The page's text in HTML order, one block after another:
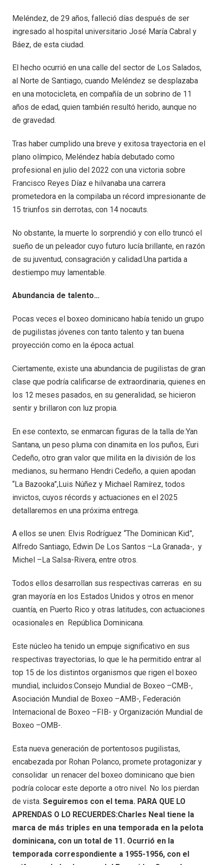
Meléndez, de 29 años, falleció días después de ser
ingresado al hospital universitario José María Cabral y
Báez, de esta ciudad.
El hecho ocurrió en una calle del sector de Los Salados,
al Norte de Santiago, cuando Meléndez se desplazaba
en una motocicleta, en compañía de un sobrino de 11
años de edad, quien también resultó herido, aunque no
de gravedad.
Tras haber cumplido una breve y exitosa trayectoria en el
plano olímpico, Meléndez había debutado como
profesional en julio del 2022 con una victoria sobre
Francisco Reyes Díaz e hilvanaba una carrera
prometedora en la compilaba un récord impresionante de
15 triunfos sin derrotas, con 14 nocauts.
No obstante, la muerte lo sorprendió y con ello truncó el
sueño de un peleador cuyo futuro lucía brillante, en razón
de su juventud, consagración y calidad.Una partida a
destiempo muy lamentable.
Abundancia de talento…
Pocas veces el boxeo dominicano había tenido un grupo
de pugilistas jóvenes con tanto talento y tan buena
proyección como en la época actual.
Ciertamente, existe una abundancia de pugilistas de gran
clase que podría calificarse de extraordinaria, quienes en
los 12 meses pasados, en su generalidad, se hicieron
sentir y brillaron con luz propia.
En ese contexto, se enmarcan figuras de la talla de:Yan
Santana, un peso pluma con dinamita en los puños, Euri
Cedeño, otro gran valor que milita en la división de los
medianos, su hermano Hendri Cedeño, a quien apodan
“La Bazooka”,Luis Núñez y Michael Ramírez, todos
invictos, cuyos récords y actuaciones en el 2025
detallaremos en una próxima entrega.
A ellos se unen: Elvis Rodríguez “The Dominican Kid”,
Alfredo Santiago, Edwin De Los Santos –La Granada-, y
Michel –La Salsa-Rivera, entre otros.
Todos ellos desarrollan sus respectivas carreras en su
gran mayoría en los Estados Unidos y otros en menor
cuantía, en Puerto Rico y otras latitudes, con actuaciones
ocasionales en República Dominicana.
Este núcleo ha tenido un empuje significativo en sus
respectivas trayectorias, lo que le ha permitido entrar al
top 15 de los distintos organismos que rigen el boxeo
mundial, incluidos:Consejo Mundial de Boxeo –CMB-,
Asociación Mundial de Boxeo –AMB-, Federación
Internacional de Boxeo –FIB- y Organización Mundial de
Boxeo –OMB-.
Esta nueva generación de portentosos pugilistas,
encabezada por Rohan Polanco, promete protagonizar y
consolidar un renacer del boxeo dominicano que bien
podría colocar este deporte a otro nivel. No los pierdan
de vista. Seguiremos con el tema. PARA QUE LO
APRENDAS O LO RECUERDES:Charles Neal tiene la
marca de más triples en una temporada en la pelota
dominicana, con un total de 11. Ocurrió en la
temporada correspondiente a 1955-1956, con el